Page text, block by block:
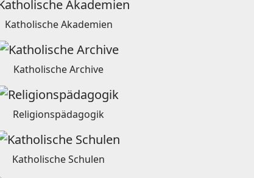
Katholische Akademien
Katholische Archive
Religionspädagogik
Katholische Schulen